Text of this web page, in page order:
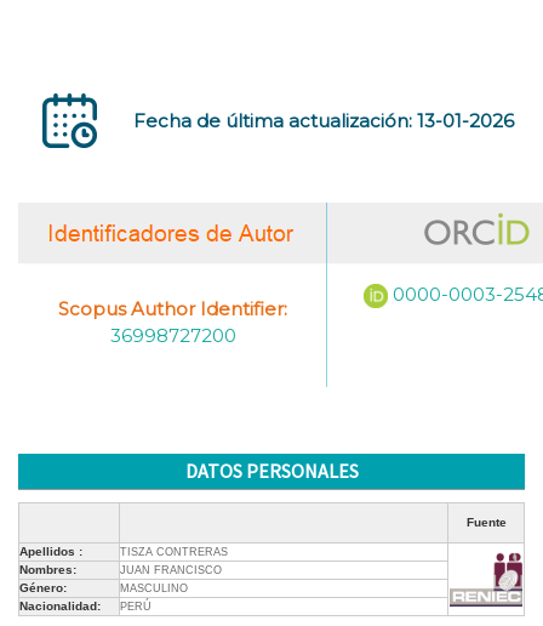
Fecha de última actualización: 13-01-2026
Scopus Author Identifier:
36998727200
0000-0003-
DATOS PERSONALES
Fuente
Apellidos : TISZA CONTRERAS
Nombres: JUAN FRANCISCO
Género: MASCULINO
Nacionalidad: PERÚ